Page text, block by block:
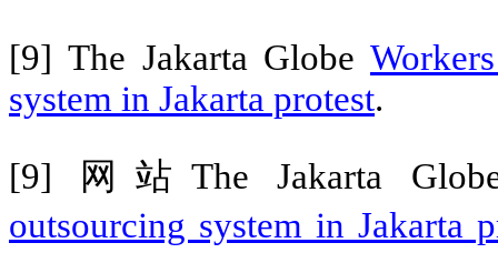
[9] The Jakarta Globe
system in Jakarta protest.
[9]
网站The Jakarta
outsourcing system in Jakarta